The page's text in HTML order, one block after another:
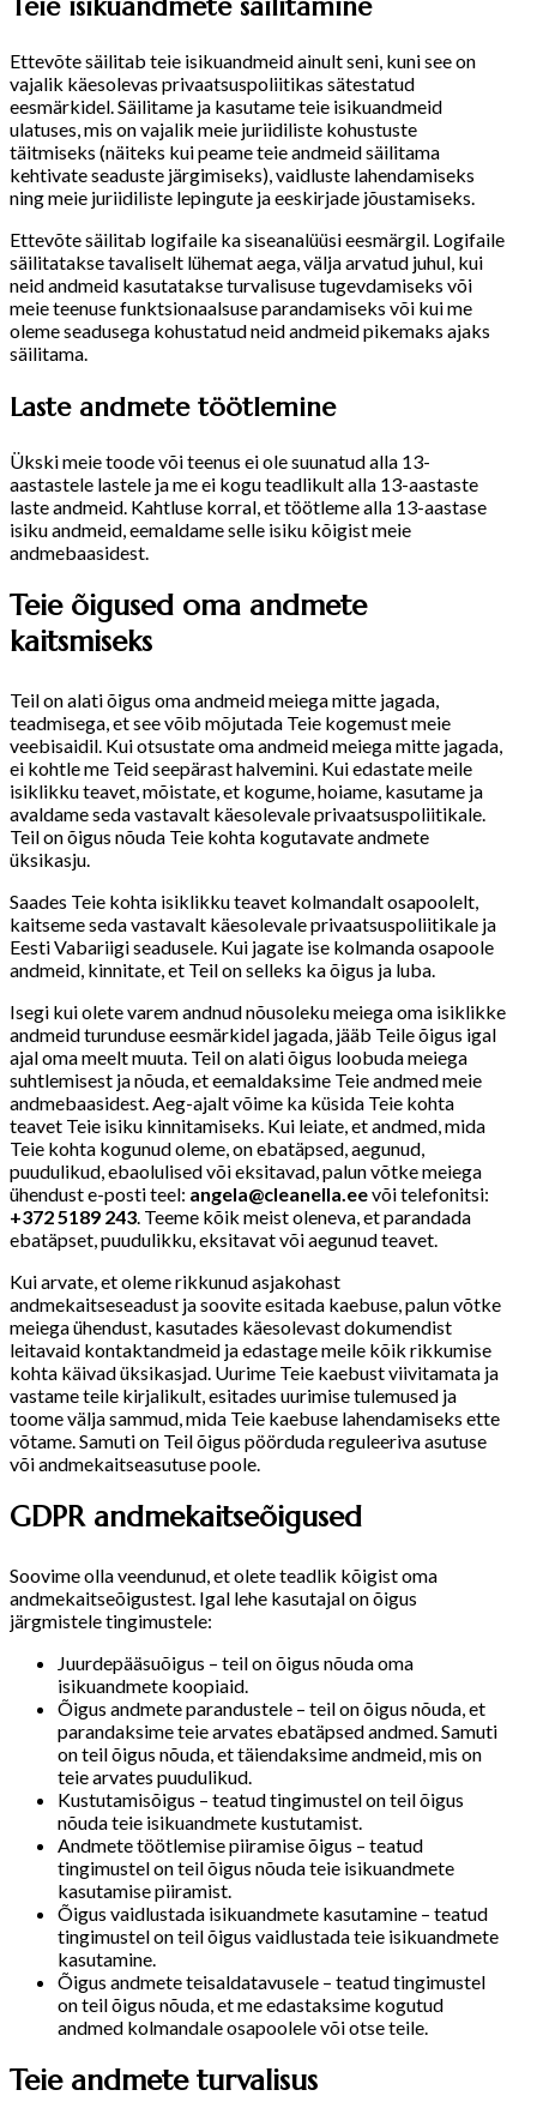
Teie isikuandmete säilitamine
Ettevõte säilitab teie isikuandmeid ainult seni, kuni see on
vajalik käesolevas privaatsuspoliitikas sätestatud
eesmärkidel. Säilitame ja kasutame teie isikuandmeid
ulatuses, mis on vajalik meie juriidiliste kohustuste
täitmiseks (näiteks kui peame teie andmeid säilitama
kehtivate seaduste järgimiseks), vaidluste lahendamiseks
ning meie juriidiliste lepingute ja eeskirjade jõustamiseks.
Ettevõte säilitab logifaile ka siseanalüüsi eesmärgil. Logifaile
säilitatakse tavaliselt lühemat aega, välja arvatud juhul, kui
neid andmeid kasutatakse turvalisuse tugevdamiseks või
meie teenuse funktsionaalsuse parandamiseks või kui me
oleme seadusega kohustatud neid andmeid pikemaks ajaks
säilitama.
Laste andmete töötlemine
Ükski meie toode või teenus ei ole suunatud alla 13-
aastastele lastele ja me ei kogu teadlikult alla 13-aastaste
laste andmeid. Kahtluse korral, et töötleme alla 13-aastase
isiku andmeid, eemaldame selle isiku kõigist meie
andmebaasidest.
Teie õigused oma andmete
kaitsmiseks
Teil on alati õigus oma andmeid meiega mitte jagada,
teadmisega, et see võib mõjutada Teie kogemust meie
veebisaidil. Kui otsustate oma andmeid meiega mitte jagada,
ei kohtle me Teid seepärast halvemini. Kui edastate meile
isiklikku teavet, mõistate, et kogume, hoiame, kasutame ja
avaldame seda vastavalt käesolevale privaatsuspoliitikale.
Teil on õigus nõuda Teie kohta kogutavate andmete
üksikasju.
Saades Teie kohta isiklikku teavet kolmandalt osapoolelt,
kaitseme seda vastavalt käesolevale privaatsuspoliitikale ja
Eesti Vabariigi seadusele. Kui jagate ise kolmanda osapoole
andmeid, kinnitate, et Teil on selleks ka õigus ja luba.
Isegi kui olete varem andnud nõusoleku meiega oma isiklikke
andmeid turunduse eesmärkidel jagada, jääb Teile õigus igal
ajal oma meelt muuta. Teil on alati õigus loobuda meiega
suhtlemisest ja nõuda, et eemaldaksime Teie andmed meie
andmebaasidest. Aeg-ajalt võime ka küsida Teie kohta
teavet Teie isiku kinnitamiseks. Kui leiate, et andmed, mida
Teie kohta kogunud oleme, on ebatäpsed, aegunud,
puudulikud, ebaolulised või eksitavad, palun võtke meiega
ühendust e-posti teel: angela@cleanella.eevõi telefonitsi:
+372 5189 243. Teeme kõik meist oleneva, et parandada
ebatäpset, puudulikku, eksitavat või aegunud teavet.
Kui arvate, et oleme rikkunud asjakohast
andmekaitseseadust ja soovite esitada kaebuse, palun võtke
meiega ühendust, kasutades käesolevast dokumendist
leitavaid kontaktandmeid ja edastage meile kõik rikkumise
kohta käivad üksikasjad. Uurime Teie kaebust viivitamata ja
vastame teile kirjalikult, esitades uurimise tulemused ja
toome välja sammud, mida Teie kaebuse lahendamiseks ette
võtame. Samuti on Teil õigus pöörduda reguleeriva asutuse
või andmekaitseasutuse poole.
GDPR andmekaitseõigused
Soovime olla veendunud, et olete teadlik kõigist oma
andmekaitseõigustest. Igal lehe kasutajal on õigus
järgmistele tingimustele:
Juurdepääsuõigus – teil on õigus nõuda oma
isikuandmete koopiaid.
Õigus andmete parandustele – teil on õigus nõuda, et
parandaksime teie arvates ebatäpsed andmed. Samuti
on teil õigus nõuda, et täiendaksime andmeid, mis on
teie arvates puudulikud.
Kustutamisõigus – teatud tingimustel on teil õigus
nõuda teie isikuandmete kustutamist.
Andmete töötlemise piiramise õigus – teatud
tingimustel on teil õigus nõuda teie isikuandmete
kasutamise piiramist.
Õigus vaidlustada isikuandmete kasutamine – teatud
tingimustel on teil õigus vaidlustada teie isikuandmete
kasutamine.
Õigus andmete teisaldatavusele – teatud tingimustel
on teil õigus nõuda, et me edastaksime kogutud
andmed kolmandale osapoolele või otse teile.
Teie andmete turvalisus